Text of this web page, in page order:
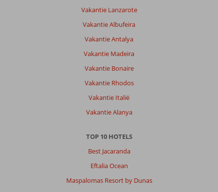
Vakantie Lanzarote
Vakantie Albufeira
Vakantie Antalya
Vakantie Madeira
Vakantie Bonaire
Vakantie Rhodos
Vakantie Italië
Vakantie Alanya
TOP 10 HOTELS
Best Jacaranda
Eftalia Ocean
Maspalomas Resort by Dunas